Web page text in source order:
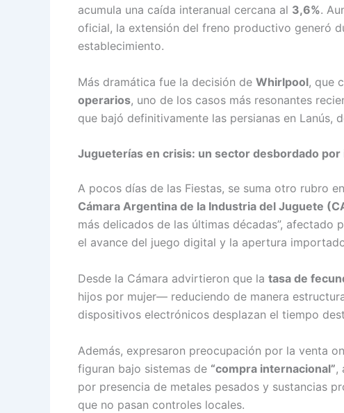
acumula una caída interanual cercana al 3,6%.
oficial, la extensión del freno productivo generó
establecimiento.
Más dramática fue la decisión de Whirlpool, que
operarios, uno de los casos más resonantes
que bajó definitivamente las persianas en Lanús,
Jugueterías en crisis: un sector desbordado
A pocos días de las Fiestas, se suma otro rubro
Cámara Argentina de la Industria del Juguete
más delicados de las últimas décadas”,
el avance del juego digital y la apertura
Desde la Cámara advirtieron que la tasa de
hijos por mujer— reduciendo de manera
dispositivos electrónicos desplazan el tiempo
Además, expresaron preocupación por la venta
figuran bajo sistemas de “compra internacional”,
por presencia de metales pesados y sustancias
que no pasan controles locales.